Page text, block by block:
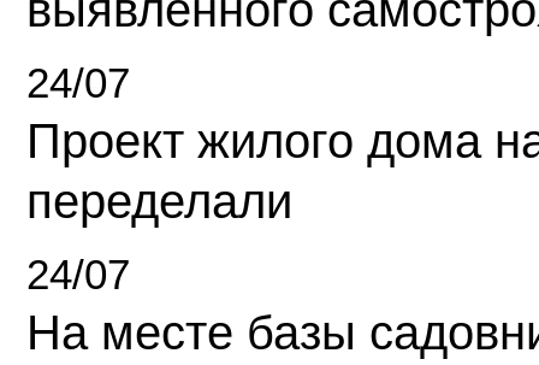
24/07
Проект жилого дома
переделали
24/07
На месте базы